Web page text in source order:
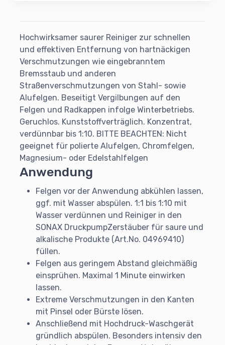
Hochwirksamer saurer Reiniger zur schnellen
und effektiven Entfernung von hartnäckigen
Verschmutzungen wie eingebranntem
Bremsstaub und anderen
Straßenverschmutzungen von Stahl- sowie
Alufelgen. Beseitigt Vergilbungen auf den
Felgen und Radkappen infolge Winterbetriebs.
Geruchlos. Kunststoffverträglich. Konzentrat,
verdünnbar bis 1:10. BITTE BEACHTEN: Nicht
geeignet für polierte Alufelgen, Chromfelgen,
Magnesium- oder Edelstahlfelgen
Anwendung
Felgen vor der Anwendung abkühlen lassen,
ggf. mit Wasser abspülen. 1:1 bis 1:10 mit
Wasser verdünnen und Reiniger in den
SONAX DruckpumpZerstäuber für saure und
alkalische Produkte (Art.No. 04969410)
füllen.
Felgen aus geringem Abstand gleichmäßig
einsprühen. Maximal 1 Minute einwirken
lassen.
Extreme Verschmutzungen in den Kanten
mit Pinsel oder Bürste lösen.
Anschließend mit Hochdruck-Waschgerät
gründlich abspülen. Besonders intensiv den